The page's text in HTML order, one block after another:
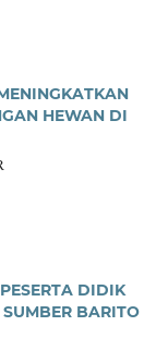
HEWAN DI
DIDIK
BARITO